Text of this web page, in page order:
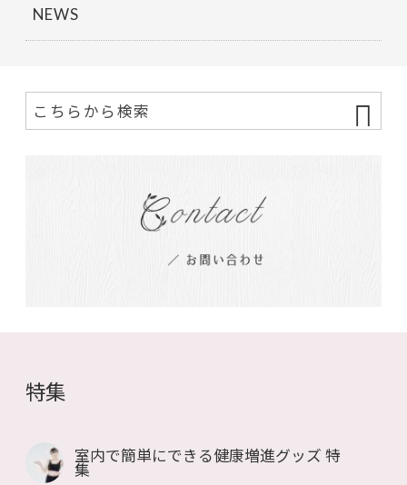
NEWS
特集
室内で簡単にできる健康増進グッズ 特
集